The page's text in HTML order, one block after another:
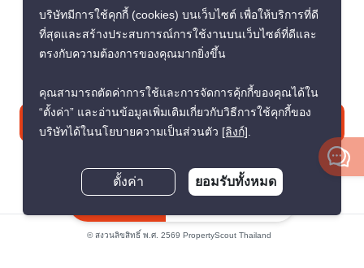
+66 92 264 3444
contact@propertyscout.co.th
ติดต่อเรา
© สงวนลิขสิทธิ์ พ.ศ. 2569 PropertyScout Thailand
บริษัทมีการใช้คุกกี้ (cookies) บนเว็บไซต์ เพื่อให้บริการที่ดี
ที่สุดและสร้างประสบการณ์การใช้งานบนเว็บไซต์ที่ดีและ
ตรงกับความต้องการของคุณมากยิ่งขึ้น
คุณสามารถตัดค่าการใช้และการจัดการคุ้กกี้ของคุณได้ใน
“ตั้งค่า” และอ่านข้อมูลเพิ่มเติมเกี่ยวกับวิธีการใช้คุกกี้ของ
บริษัทได้ในนโยบายความเป็นส่วนตัว [ลิงก์].
ตั้งค่า ยอมรับทั้งหมด